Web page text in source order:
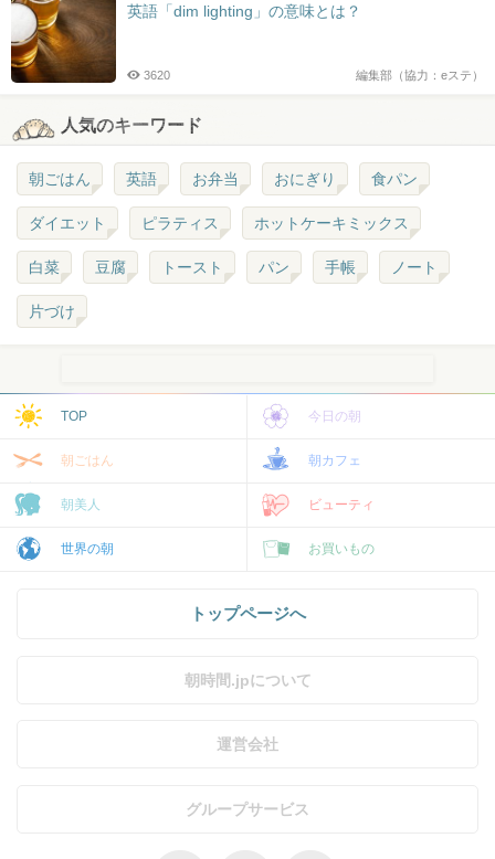
英語「dim lighting」の意味とは？
編集部（協力：eステ）
3620
人気のキーワード
朝ごはん 英語 お弁当 おにぎり 食パン
ダイエット ピラティス ホットケーキミックス
白菜 豆腐 トースト パン 手帳 ノート
片づけ
TOP 今日の朝
朝ごはん 朝カフェ
朝美人 ビューティ
世界の朝 お買いもの
トップページへ
朝時間.jpについて
運営会社
グループサービス